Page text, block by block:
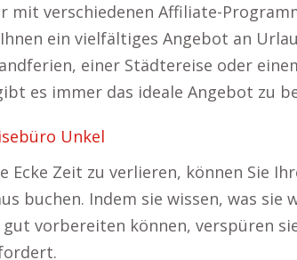
mit verschiedenen Affiliate-
ein vielfältiges Angebot an
einer Städtereise oder
es immer das ideale Angebot zu
Unkel
Ecke Zeit zu verlieren, können Sie
buchen. Indem sie wissen, was sie
vorbereiten können, verspüren